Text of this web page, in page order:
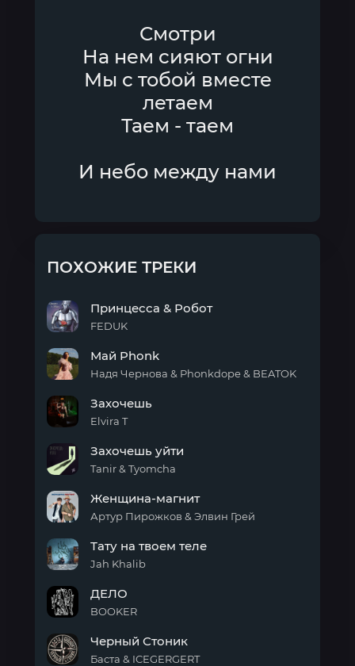
Смотри
На нем сияют огни
Мы с тобой вместе
летаем
Таем - таем
И небо между нами
ПОХОЖИЕ ТРЕКИ
&
Робот
Принцесса & Робот
FEDUK
Phonk
Май Phonk
Надя Чернова & Phonkdope & BEATOK
Захочешь
Elvira T
уйти
Захочешь уйти
Tanir & Tyomcha
магнит
Женщина-магнит
Артур Пирожков & Элвин Грей
на
твоем
Тату на твоем теле
Jah Khalib
ДЕЛО
BOOKER
Черный Стоник
Баста & ICEGERGERT